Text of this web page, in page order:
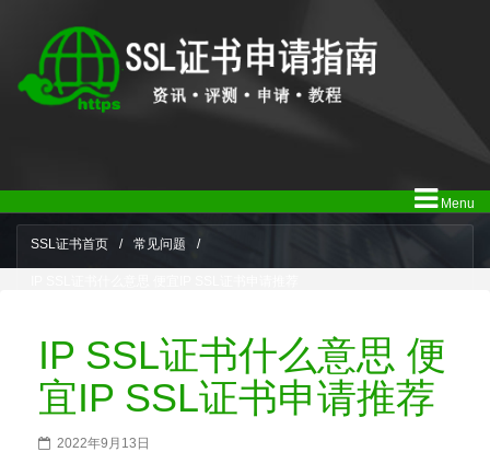
Menu
SSL证书首页 / 常见问题 /
IP SSL证书什么意思 便
宜IP SSL证书申请推荐
2022年9月13日